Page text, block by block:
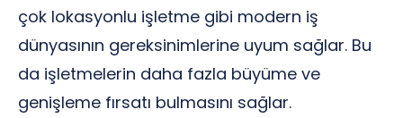
çok lokasyonlu işletme gibi modern iş
dünyasının gereksinimlerine uyum sağlar. Bu
da işletmelerin daha fazla büyüme ve
genişleme fırsatı bulmasını sağlar.